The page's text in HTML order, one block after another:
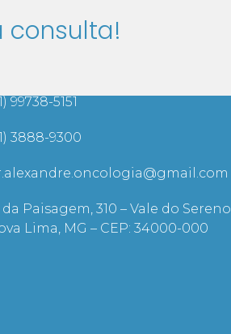
consulta!
99738-5151
3888-9300
da Paisagem, 310 – Vale do Sereno
Lima, MG – CEP: 34000-000